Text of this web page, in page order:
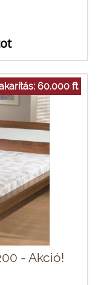
60.000 ft
- Akció!